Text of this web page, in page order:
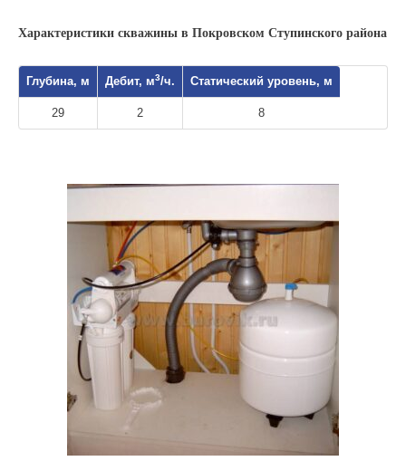
Характеристики скважины в Покровском Ступинского района
Глубина, м Дебит, м3/ч. Статический уровень, м
29 2 8